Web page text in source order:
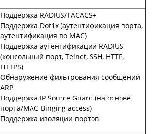
Поддержка RADIUS/TACACS+
Поддержка Dot1x (аутентификация порта,
аутентификация по MAC)
Поддержка аутентификации RADIUS
(консольный порт, Telnet, SSH, HTTP,
HTTPS)
Обнаружение фильтрования сообщений
ARP
Поддержка IP Source Guard (на основе
порта/MAC-Binging access)
Поддержка изоляции портов